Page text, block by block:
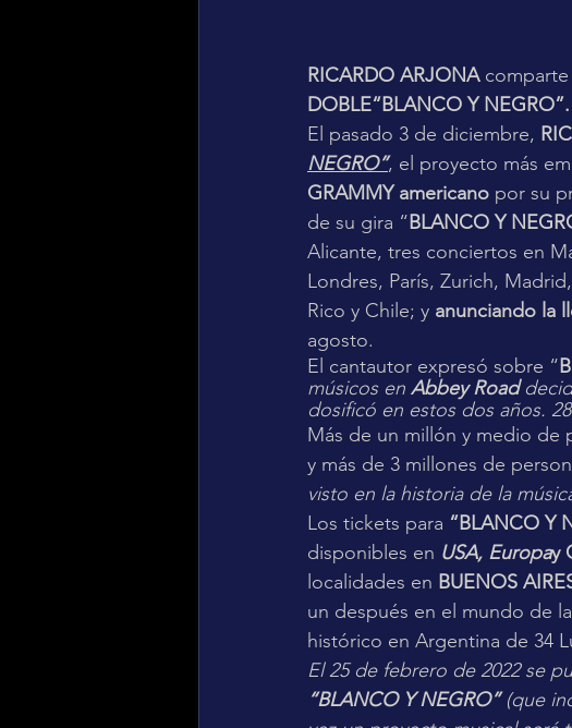
RICARDO ARJONA comparte
DOBLE“BLANCO Y NEGRO”.
El pasado 3 de diciembre,
NEGRO”, el proyecto más
GRAMMY americano por su
de su gira “BLANCO Y
Alicante, tres conciertos en
Londres, París, Zurich,
Rico y Chile; y anunciando la
agosto.
El cantautor expresó sobre “
músicos en Abbey Road
dosificó en estos dos años.
Más de un millón y medio de
y más de 3 millones de
visto en la historia de la
Los tickets para “BLANCO Y
disponibles en USA, Europay
localidades en BUENOS
un después en el mundo de
histórico en Argentina de 34
El 25 de febrero de 2022 se
“BLANCO Y NEGRO” (que